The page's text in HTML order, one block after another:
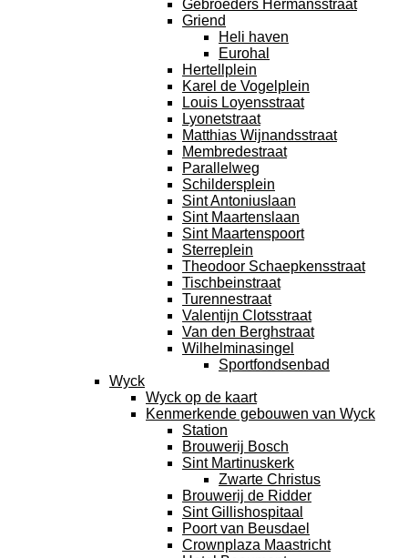
Gebroeders Hermansstraat
Griend
Heli haven
Eurohal
Hertellplein
Karel de Vogelplein
Louis Loyensstraat
Lyonetstraat
Matthias Wijnandsstraat
Membredestraat
Parallelweg
Schildersplein
Sint Antoniuslaan
Sint Maartenslaan
Sint Maartenspoort
Sterreplein
Theodoor Schaepkensstraat
Tischbeinstraat
Turennestraat
Valentijn Clotsstraat
Van den Berghstraat
Wilhelminasingel
Sportfondsenbad
Wyck
Wyck op de kaart
Kenmerkende gebouwen van Wyck
Station
Brouwerij Bosch
Sint Martinuskerk
Zwarte Christus
Brouwerij de Ridder
Sint Gillishospitaal
Poort van Beusdael
Crownplaza Maastricht